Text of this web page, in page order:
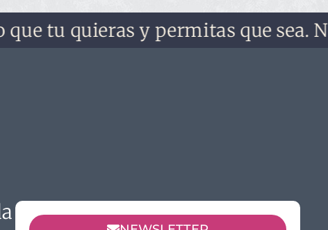
quieras y permitas que sea. No